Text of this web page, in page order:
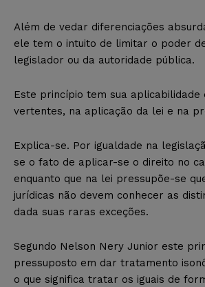
Além de vedar diferenciações
ele tem o intuito de limitar o poder
legislador ou da autoridade pública.
Este princípio tem sua aplicabilidade
vertentes, na aplicação da lei e na
Explica-se. Por igualdade na
se o fato de aplicar-se o direito no
enquanto que na lei pressupõe-se
jurídicas não devem conhecer as
dada suas raras exceções.
Segundo Nelson Nery Junior este
pressuposto em dar tratamento
o que significa tratar os iguais de